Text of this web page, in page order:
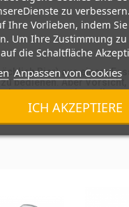
Bier) aus einem
bedienen. Aber Vorsicht,
separat bestellen
zu
Ihre Vorlieben, indem
Um Ihre Zustimmung
die Schaltfläche
Anpassen von Cookies
ICH AKZEPTIERE